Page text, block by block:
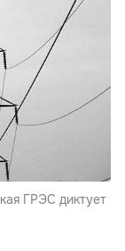
ГРЭС диктует